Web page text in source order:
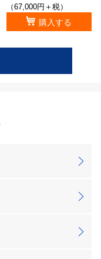
（67,000円＋税）
購入する